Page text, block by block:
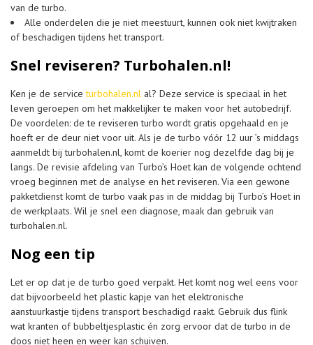
van de turbo.
Alle onderdelen die je niet meestuurt, kunnen ook niet kwijtraken
of beschadigen tijdens het transport.
Snel reviseren? Turbohalen.nl!
Ken je de serviceturbohalen.nl al? Deze service is speciaal in het
leven geroepen om het makkelijker te maken voor het autobedrijf.
De voordelen: de te reviseren turbo wordt gratis opgehaald en je
hoeft er de deur niet voor uit. Als je de turbo vóór 12 uur ’s middags
aanmeldt bij turbohalen.nl, komt de koerier nog dezelfde dag bij je
langs. De revisie afdeling van Turbo’s Hoet kan de volgende ochtend
vroeg beginnen met de analyse en het reviseren. Via een gewone
pakketdienst komt de turbo vaak pas in de middag bij Turbo’s Hoet in
de werkplaats. Wil je snel een diagnose, maak dan gebruik van
turbohalen.nl.
Nog een tip
Let er op dat je de turbo goed verpakt. Het komt nog wel eens voor
dat bijvoorbeeld het plastic kapje van het elektronische
aanstuurkastje tijdens transport beschadigd raakt. Gebruik dus flink
wat kranten of bubbeltjesplastic én zorg ervoor dat de turbo in de
doos niet heen en weer kan schuiven.